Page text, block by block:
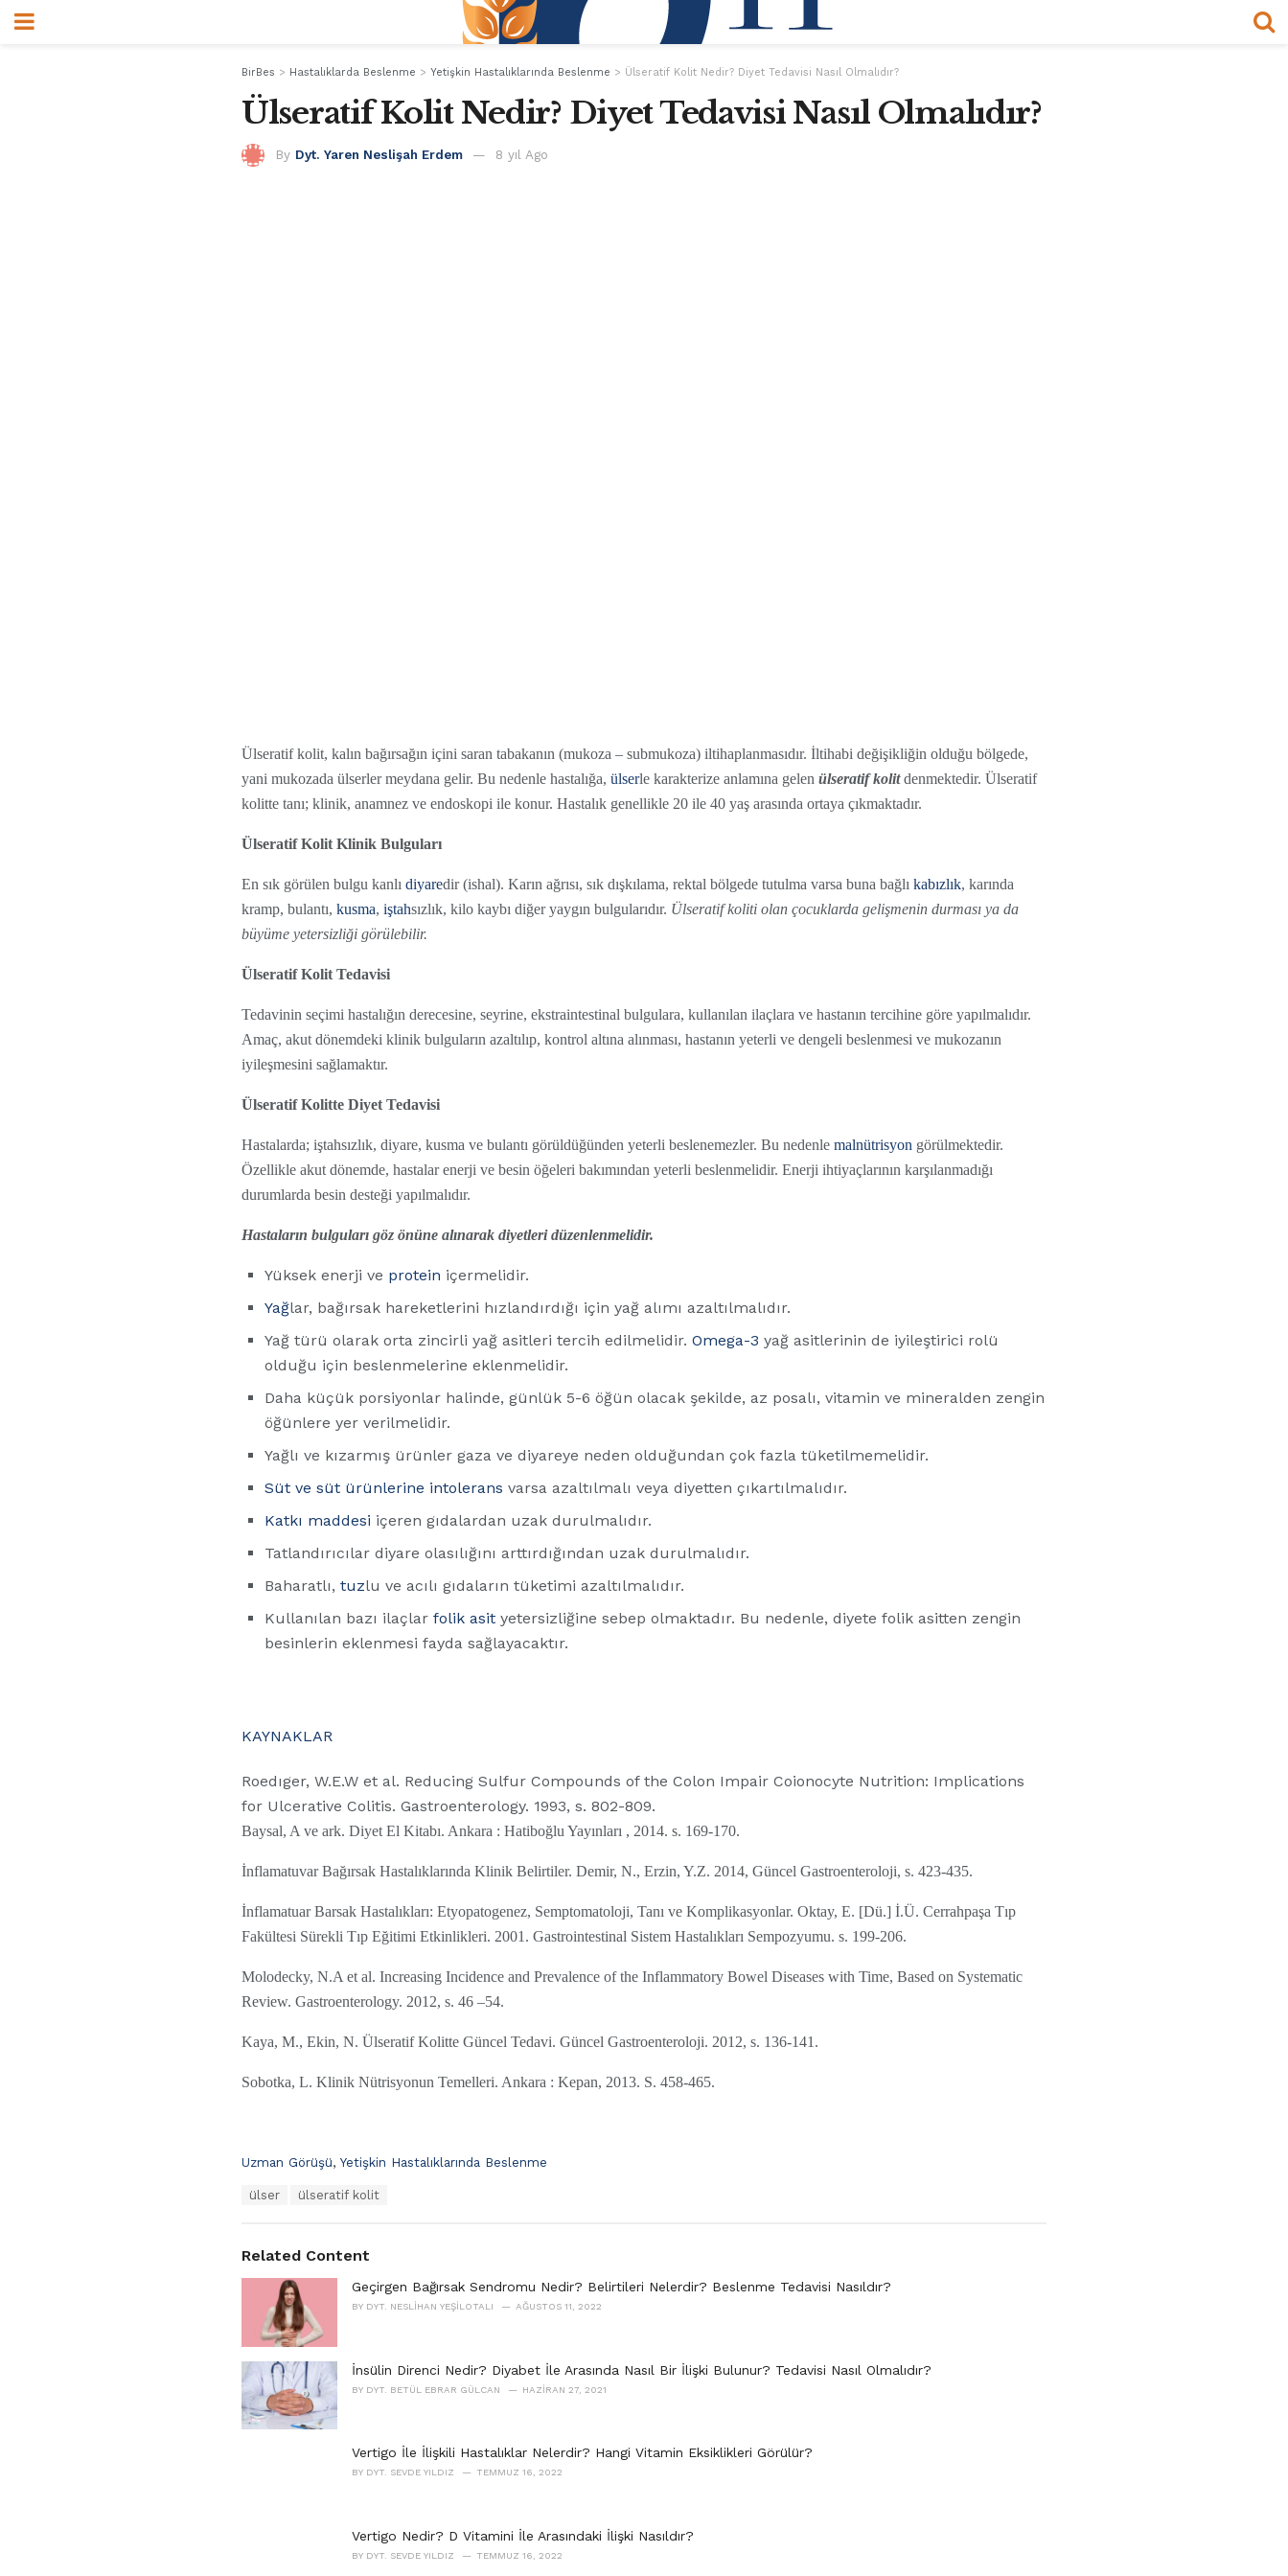
BirBes > Hastalıklarda Beslenme > Yetişkin Hastalıklarında Beslenme > Ülseratif Kolit Nedir? Diyet Tedavisi Nasıl Olmalıdır?
Ülseratif Kolit Nedir? Diyet Tedavisi Nasıl Olmalıdır?
By Dyt. Yaren Neslişah Erdem 8 yıl Ago
Ülseratif kolit, kalın bağırsağın içini saran tabakanın (mukoza – submukoza) iltihaplanmasıdır. İltihabi değişikliğin olduğu bölgede,
yani mukozada ülserler meydana gelir. Bu nedenle hastalığa, ülserle karakterize anlamına gelen ülseratif kolit denmektedir. Ülseratif
kolitte tanı; klinik, anamnez ve endoskopi ile konur. Hastalık genellikle 20 ile 40 yaş arasında ortaya çıkmaktadır.
Ülseratif Kolit Klinik Bulguları
En sık görülen bulgu kanlı diyaredir (ishal). Karın ağrısı, sık dışkılama, rektal bölgede tutulma varsa buna bağlı kabızlık, karında
kramp, bulantı, kusma, iştahsızlık, kilo kaybı diğer yaygın bulgularıdır. Ülseratif koliti olan çocuklarda gelişmenin durması ya da
büyüme yetersizliği görülebilir.
Ülseratif Kolit Tedavisi
Tedavinin seçimi hastalığın derecesine, seyrine, ekstraintestinal bulgulara, kullanılan ilaçlara ve hastanın tercihine göre yapılmalıdır.
Amaç, akut dönemdeki klinik bulguların azaltılıp, kontrol altına alınması, hastanın yeterli ve dengeli beslenmesi ve mukozanın
iyileşmesini sağlamaktır.
Ülseratif Kolitte Diyet Tedavisi
Hastalarda; iştahsızlık, diyare, kusma ve bulantı görüldüğünden yeterli beslenemezler. Bu nedenle malnütrisyon görülmektedir.
Özellikle akut dönemde, hastalar enerji ve besin öğeleri bakımından yeterli beslenmelidir. Enerji ihtiyaçlarının karşılanmadığı
durumlarda besin desteği yapılmalıdır.
Hastaların bulguları göz önüne alınarak diyetleri düzenlenmelidir.
Yüksek enerji ve protein içermelidir.
Yağlar, bağırsak hareketlerini hızlandırdığı için yağ alımı azaltılmalıdır.
Yağ türü olarak orta zincirli yağ asitleri tercih edilmelidir. Omega-3 yağ asitlerinin de iyileştirici rolü
olduğu için beslenmelerine eklenmelidir.
Daha küçük porsiyonlar halinde, günlük 5-6 öğün olacak şekilde, az posalı, vitamin ve mineralden zengin
öğünlere yer verilmelidir.
Yağlı ve kızarmış ürünler gaza ve diyareye neden olduğundan çok fazla tüketilmemelidir.
Süt ve süt ürünlerine intolerans varsa azaltılmalı veya diyetten çıkartılmalıdır.
Katkı maddesi içeren gıdalardan uzak durulmalıdır.
Tatlandırıcılar diyare olasılığını arttırdığından uzak durulmalıdır.
Baharatlı, tuzlu ve acılı gıdaların tüketimi azaltılmalıdır.
Kullanılan bazı ilaçlar folik asit yetersizliğine sebep olmaktadır. Bu nedenle, diyete folik asitten zengin
besinlerin eklenmesi fayda sağlayacaktır.
KAYNAKLAR
Roedıger, W.E.W et al. Reducing Sulfur Compounds of the Colon Impair Coionocyte Nutrition: Implications
for Ulcerative Colitis. Gastroenterology. 1993, s. 802-809.
Baysal, A ve ark. Diyet El Kitabı. Ankara : Hatiboğlu Yayınları , 2014. s. 169-170.
İnflamatuvar Bağırsak Hastalıklarında Klinik Belirtiler. Demir, N., Erzin, Y.Z. 2014, Güncel Gastroenteroloji, s. 423-435.
İnflamatuar Barsak Hastalıkları: Etyopatogenez, Semptomatoloji, Tanı ve Komplikasyonlar. Oktay, E. [Dü.] İ.Ü. Cerrahpaşa Tıp
Fakültesi Sürekli Tıp Eğitimi Etkinlikleri. 2001. Gastrointestinal Sistem Hastalıkları Sempozyumu. s. 199-206.
Molodecky, N.A et al. Increasing Incidence and Prevalence of the Inflammatory Bowel Diseases with Time, Based on Systematic
Review. Gastroenterology. 2012, s. 46 –54.
Kaya, M., Ekin, N. Ülseratif Kolitte Güncel Tedavi. Güncel Gastroenteroloji. 2012, s. 136-141.
Sobotka, L. Klinik Nütrisyonun Temelleri. Ankara : Kepan, 2013. S. 458-465.
C
o
r
i
Uzman Görüşü, Yetişkin Hastalıklarında Beslenme
:
ülser ülseratif kolit
Related Content
Geçirgen Bağırsak Sendromu Nedir? Belirtileri Nelerdir? Beslenme Tedavisi Nasıldır?
BY DYT. NESLIHAN YEŞILOTALI AĞUSTOS 11, 2022
İnsülin Direnci Nedir? Diyabet İle Arasında Nasıl Bir İlişki Bulunur? Tedavisi Nasıl Olmalıdır?
BY DYT. BETÜL EBRAR GÜLCAN HAZIRAN 27, 2021
Vertigo İle İlişkili Hastalıklar Nelerdir? Hangi Vitamin Eksiklikleri Görülür?
BY DYT. SEVDE YILDIZ TEMMUZ 16, 2022
Vertigo Nedir? D Vitamini İle Arasındaki İlişki Nasıldır?
BY DYT. SEVDE YILDIZ TEMMUZ 16, 2022